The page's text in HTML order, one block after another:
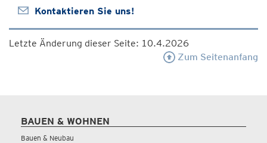
Kontaktieren Sie uns!
Letzte Änderung dieser Seite: 10.4.2026
Zum Seitenanfang
BAUEN & WOHNEN
Bauen & Neubau